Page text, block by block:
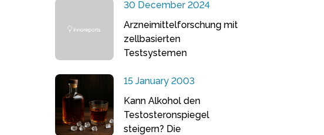
30 December 2024
Arzneimittelforschung mit
zellbasierten
Testsystemen
15 January 2003
Kann Alkohol den
Testosteronspiegel
steigern? Die